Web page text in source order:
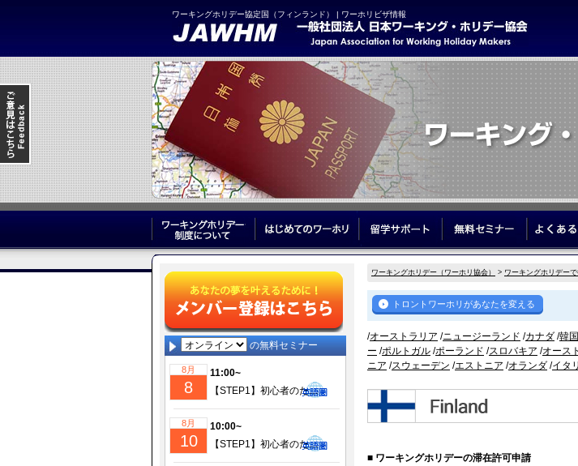
ワーキングホリデー協定国（フィンランド） | ワーホリビザ情報
ワーキングホリデー制度についてはじめてのワーホリ 留学サポート 無料セミナー
の無料セミナー
8月
8
11:00~
【STEP1】初心者のための成功するワーホリ・留学準備｜現地仕事＆ビザ情報も徹底解説！
8月
10
10:00~
【STEP1】初心者のための成功するワーホリ・留学準備｜現地仕事＆ビザ情報も徹底解説！
ワーキングホリデー（ワーホリ協会） > ワーキングホリデー
トロントワーホリがあなたを変える
/オーストラリア /ニュージーランド /カナダ /韓国
ー /ポルトガル /ポーランド /スロバキア /オース
ニア /スウェーデン /エストニア /オランダ /イタ
■ ワーキングホリデーの滞在許可申請